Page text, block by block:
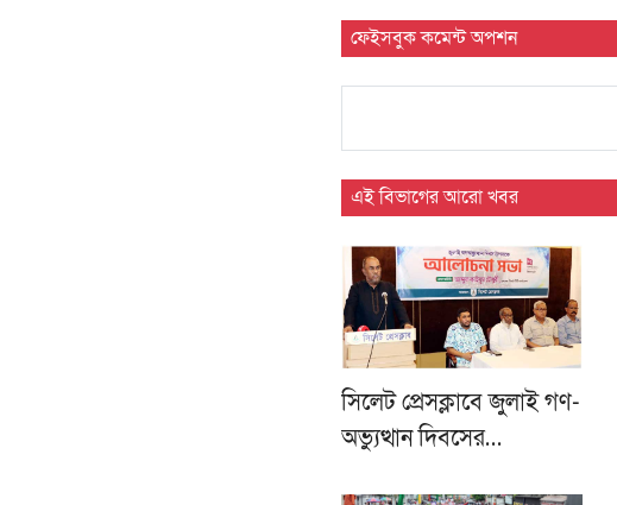
ফেইসবুক কমেন্ট অপশন
এই বিভাগের আরো খবর
সিলেট প্রেসক্লাবে জুলাই গণ-
অভ্যুত্থান দিবসের…